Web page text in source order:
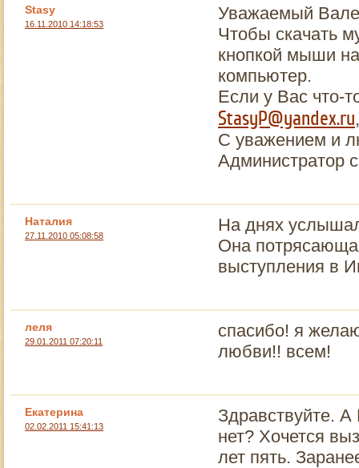
Stasy
16.11.2010 14:18:53
Уважаемый
Чтобы скачать
кнопкой мыши
компьютер.
Если у Вас что-
StasyP@yandex.ru
С уважением и
Администратор
Наталия
27.11.2010 05:08:58
На днях
Она
выступления в
леля
29.01.2011 07:20:11
спасибо! я
любви!! всем!
Екатерина
02.02.2011 15:41:13
Здравствуйте.
нет? Хочется
лет пять.